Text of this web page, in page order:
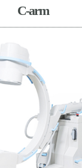
C-arm